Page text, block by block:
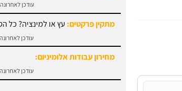
עודכן
מתקין פרקטים: עץ או למינציה? כל
עודכן
מחירון עבודות אלומיניום:
עודכן